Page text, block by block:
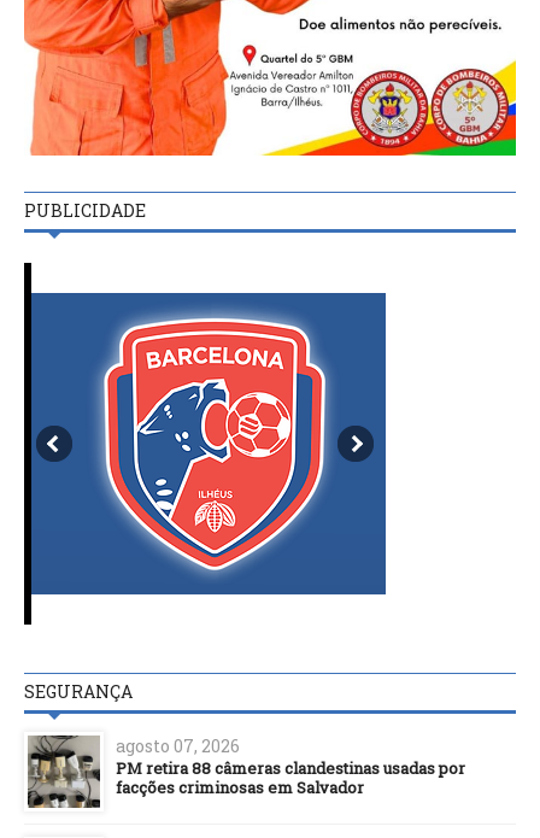
PUBLICIDADE
SEGURANÇA
agosto 07, 2026
PM retira 88 câmeras clandestinas usadas por
facções criminosas em Salvador